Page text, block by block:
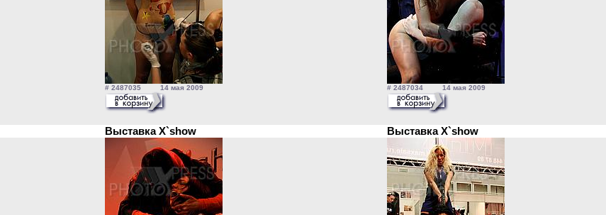
# 2487035 14 мая 2009 # 2487034 14 мая 2009
Выставка X`show Выставка X`show